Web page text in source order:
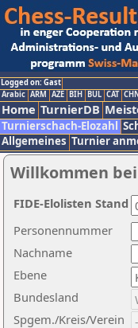
Logged on: Gast
Arabic ARM AZE BIH BUL CAT
Home TurnierDB
Turnierschach-Elozahl
Allgemeines Turnier
Willkommen
Nachname
Ebene
Personennummer
Bundesland
Spgem./Kreis/Verein
FIDE-Elolisten Stand